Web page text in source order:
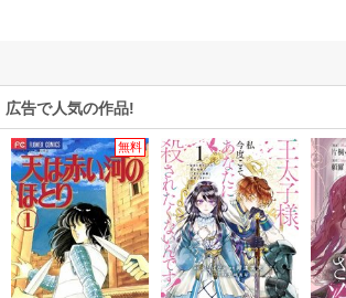
広告で人気の作品!
無料